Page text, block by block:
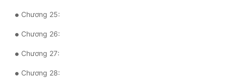
Xuyên Nhanh
Xuyên Sách
Xuyên Thư
Điền Văn
Chương 25:
Chương 26:
Chương 27:
Chương 28: